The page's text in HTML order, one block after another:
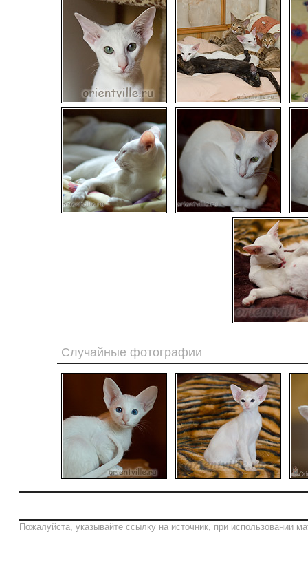
Случайные фотографии
Пожалуйста, указывайте ссылку на источник, при использовании